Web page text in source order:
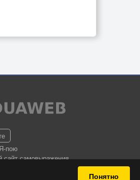
Понятно
пою
сайт самовыражения